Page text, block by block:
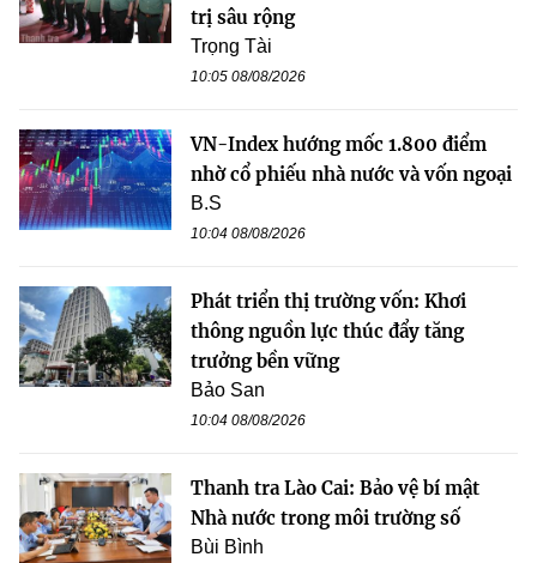
trị sâu rộng
Trọng Tài
10:05 08/08/2026
VN-Index hướng mốc 1.800 điểm
nhờ cổ phiếu nhà nước và vốn ngoại
B.S
10:04 08/08/2026
Phát triển thị trường vốn: Khơi
thông nguồn lực thúc đẩy tăng
trưởng bền vững
Bảo San
10:04 08/08/2026
Thanh tra Lào Cai: Bảo vệ bí mật
Nhà nước trong môi trường số
Bùi Bình